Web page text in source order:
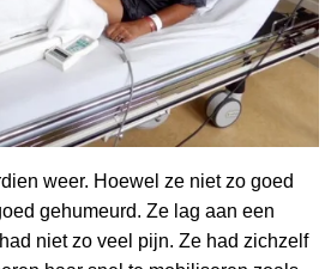
weer. Hoewel ze niet zo goed
gehumeurd. Ze lag aan een
niet zo veel pijn. Ze had zichzelf